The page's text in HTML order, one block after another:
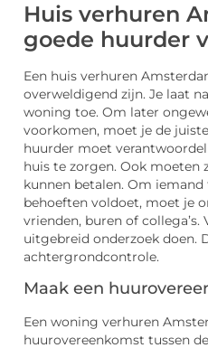
Huis verhuren
goede huurder
Een huis verhuren
overweldigend zijn. Je laat
woning toe. Om later
voorkomen, moet je de
huurder moet
huis te zorgen. Ook moeten
kunnen betalen. Om iemand
behoeften voldoet, moet je
vrienden, buren of
uitgebreid onderzoek doen.
achtergrondcontrole.
Maak een
Een woning verhuren
huurovereenkomst tussen